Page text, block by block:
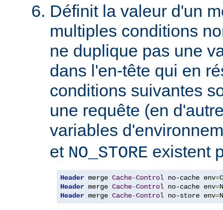
Définit la valeur d'un
multiples conditions
ne duplique pas une
dans l'en-tête qui en
conditions suivantes
une requête (en
variables
et NO_STORE existent
Header merge Cache-Control no-cache env=
Header merge Cache-Control no-cache env=
Header merge Cache-Control no-store env=